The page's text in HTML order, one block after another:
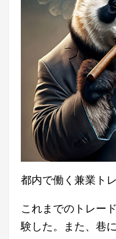
都内で働く兼業トレ
これまでのトレー
験した。また、巷